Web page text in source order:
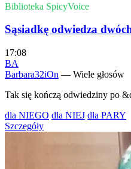
Biblioteka SpicyVoice
Sąsiadkę odwiedza
17:08
BA
Barbara32iOn — Wiele głosów
Tak się kończą odwiedziny po
dla NIEGO dla NIEJ dla PARY
Szczegóły